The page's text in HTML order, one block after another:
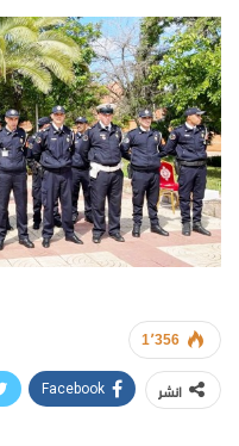
1٬356
انشر Facebook